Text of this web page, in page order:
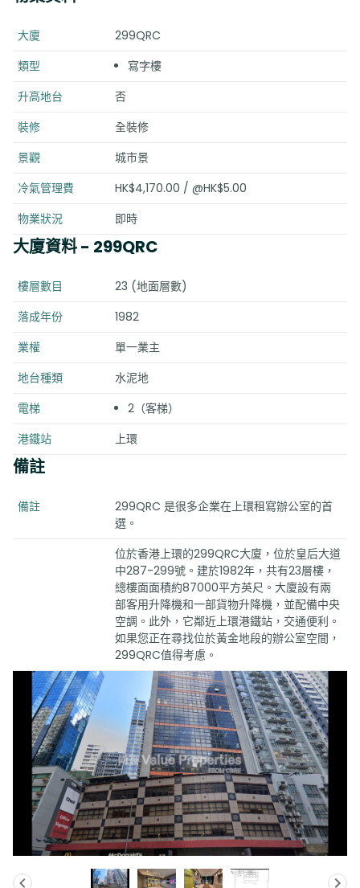
大廈
299QRC
類型
寫字樓
升高地台
否
裝修
全裝修
景觀
城市景
冷氣管理費
HK$4,170.00 / @HK$5.00
物業狀況
即時
大廈資料- 299QRC
樓層數目
23 (地面層數)
落成年份
1982
業權
單一業主
地台種類
水泥地
電梯
2（客梯）
港鐵站
上環
備註
備註
299QRC 是很多企業在上環租寫辦公室的首
選。
位於香港上環的299QRC大廈，位於皇后大道
中287-299號。建於1982年，共有23層樓，
總樓面面積約87000平方英尺。大廈設有兩
部客用升降機和一部貨物升降機，並配備中央
空調。此外，它鄰近上環港鐵站，交通便利。
如果您正在尋找位於黃金地段的辦公室空間，
299QRC值得考慮。